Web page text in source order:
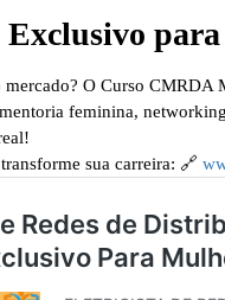
Exclusivo
O Curso CMRDA
feminina,
sua carreira: 🔗